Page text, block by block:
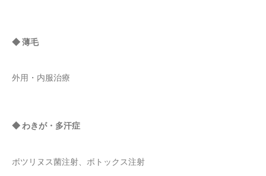
◆ 薄毛
外用・内服治療
◆ わきが・多汗症
ボツリヌス菌注射、ボトックス注射